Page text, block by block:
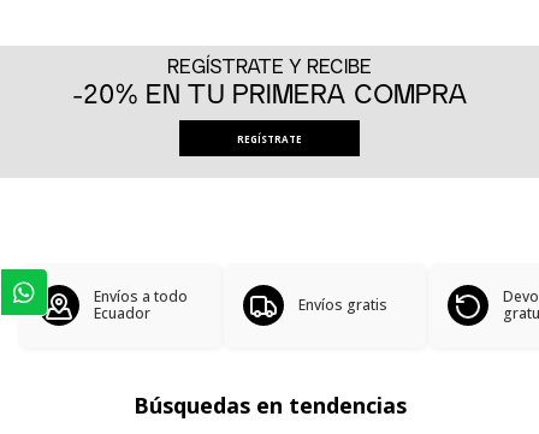
REGÍSTRATE Y RECIBE
-20% EN TU PRIMERA COMPRA
REGÍSTRATE
Envíos a todo
Ecuador
Envíos gratis
Búsquedas en tendencias